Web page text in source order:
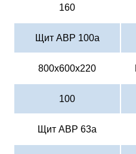
160
Щит АВР 100а
800х600х220
100
Щит АВР 63а